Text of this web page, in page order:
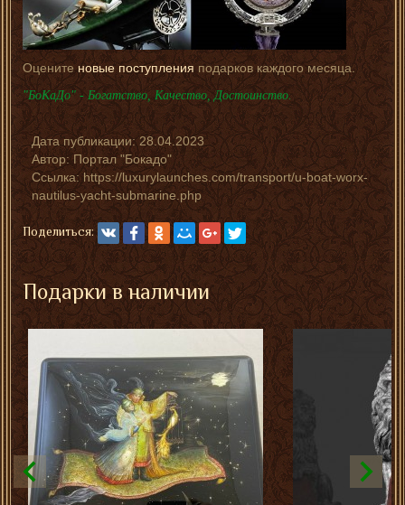
Оценитеновые поступления подарков каждого месяца.
"БоКаДо" - Богатство, Качество, Достоинство.
Дата публикации:28.04.2023
Автор:Портал "Бокадо"
Ссылка: https://luxurylaunches.com/transport/u-boat-worx-
nautilus-yacht-submarine.php
Поделиться:
Подарки в наличии